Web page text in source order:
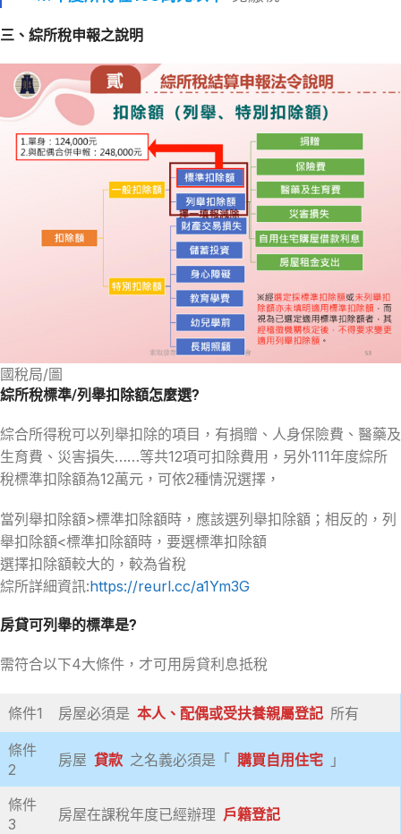
三、 綜所稅申報之說明
國稅局/圖
綜所稅標準/列舉扣除額怎麼選?
綜合所得稅可以列舉扣除的項目，有捐贈、人身保險費、醫藥及
生育費、災害損失……等共12項可扣除費用，另外111年度綜所
稅標準扣除額為12萬元，可依2種情況選擇，
當列舉扣除額>標準扣除額時，應該選列舉扣除額；相反的，列
舉扣除額<標準扣除額時，要選標準扣除額
選擇扣除額較大的，較為省稅
綜所詳細資訊:https://reurl.cc/a1Ym3G
房貸可列舉的標準是?
需符合以下4大條件，才可用房貸利息抵稅
條件1 房屋必須是 本人、配偶或受扶養親屬登記 所有
條件
2
房屋 貸款 之名義必須是「 購買自用住宅 」
條件
3
房屋在課稅年度已經辦理 戶籍登記